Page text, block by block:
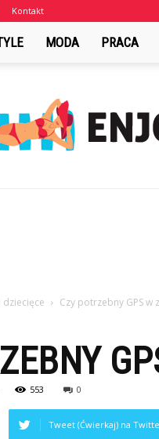
Kontakt
MODA PRACA
dziecięce Czy potrzebny GPS w
553 0
Tweet (Ćwierkaj) na